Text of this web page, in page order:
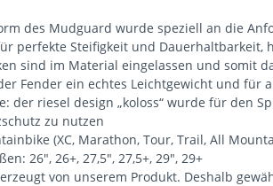
des Mudguard wurde speziell an die
perfekte Steifigkeit und Dauerhaltbarkeit,
sind im Material eingelassen und somit
Fender ein echtes Leichtgewicht und für
der riesel design „koloss“ wurde für den
zu nutzen
(XC, Marathon, Tour, Trail, All
26", 26+, 27,5", 27,5+, 29", 29+
von unserem Produkt. Deshalb